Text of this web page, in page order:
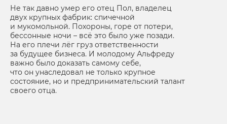
Не так давно умер его отец Пол, владелец
двух крупных фабрик: спичечной
и мукомольной. Похороны, горе от потери,
бессонные ночи – всё это было уже позади.
На его плечи лёг груз ответственности
за будущее бизнеса. И молодому Альфреду
важно было доказать самому себе,
что он унаследовал не только крупное
состояние, но и предпринимательский талант
своего отца.